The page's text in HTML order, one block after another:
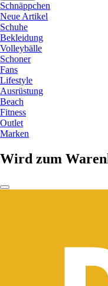
Schnäppchen
Neue Artikel
Schuhe
Bekleidung
Volleybälle
Schoner
Fans
Lifestyle
Ausrüstung
Beach
Fitness
Outlet
Marken
Wird zum